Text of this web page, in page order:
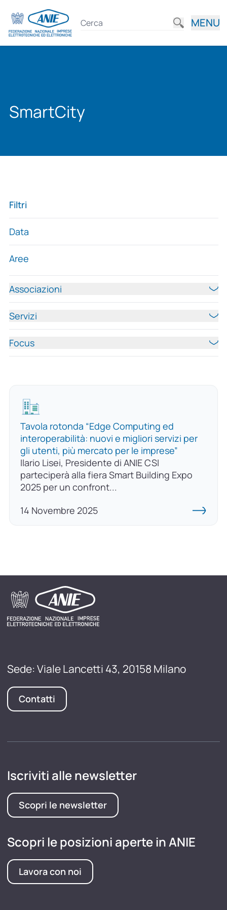
MENU
SmartCity
Filtri
Data
Aree
Associazioni
Servizi
Focus
Tavola rotonda “Edge Computing ed
interoperabilità: nuovi e migliori servizi per
gli utenti, più mercato per le imprese”
Ilario Lisei, Presidente di ANIE CSI
parteciperà alla fiera Smart Building Expo
2025 per un confront...
14 Novembre 2025
Sede: Viale Lancetti 43, 20158 Milano
Contatti
Iscriviti alle newsletter
Scopri le newsletter
Scopri le posizioni aperte in ANIE
Lavora con noi